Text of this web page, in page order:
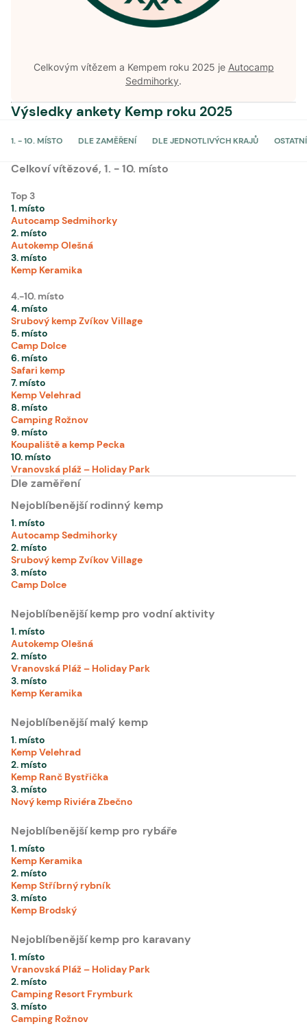
Celkovým vítězem a Kempem roku 2025 je Autocamp
Sedmihorky.
Výsledky ankety Kemp roku 2025
1. - 10. MÍSTO DLE ZAMĚŘENÍ DLE JEDNOTLIVÝCH KRAJŮ
Celkoví vítězové, 1. - 10. místo
Top 3
1. místo
Autocamp Sedmihorky
2. místo
Autokemp Olešná
3. místo
Kemp Keramika
4.-10. místo
4. místo
Srubový kemp Zvíkov Village
5. místo
Camp Dolce
6. místo
Safari kemp
7. místo
Kemp Velehrad
8. místo
Camping Rožnov
9. místo
Koupaliště a kemp Pecka
10. místo
Vranovská pláž – Holiday Park
Dle zaměření
Nejoblíbenější rodinný kemp
1. místo
Autocamp Sedmihorky
2. místo
Srubový kemp Zvíkov Village
3. místo
Camp Dolce
Nejoblíbenější kemp pro vodní aktivity
1. místo
Autokemp Olešná
2. místo
Vranovská Pláž – Holiday Park
3. místo
Kemp Keramika
Nejoblíbenější malý kemp
1. místo
Kemp Velehrad
2. místo
Kemp Ranč Bystřička
3. místo
Nový kemp Riviéra Zbečno
Nejoblíbenější kemp pro rybáře
1. místo
Kemp Keramika
2. místo
Kemp Stříbrný rybník
3. místo
Kemp Brodský
Nejoblíbenější kemp pro karavany
1. místo
Vranovská Pláž – Holiday Park
2. místo
Camping Resort Frymburk
3. místo
Camping Rožnov